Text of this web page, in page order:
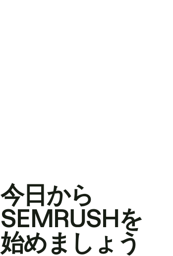
今日から
SEMRUSHを
始めましょう